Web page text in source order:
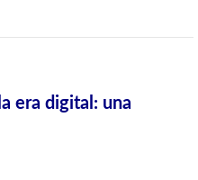
era digital: una